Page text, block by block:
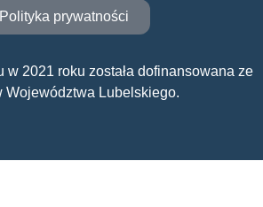
Polityka prywatności
w 2021 roku została dofinansowana ze
Województwa Lubelskiego.